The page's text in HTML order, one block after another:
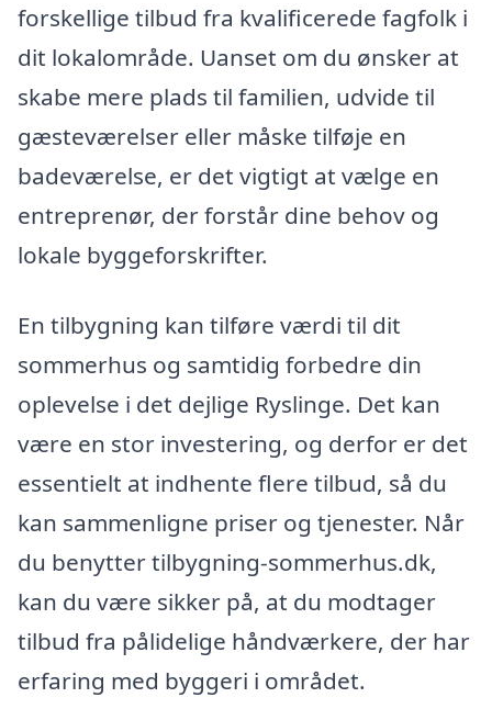
forskellige tilbud fra kvalificerede fagfolk i
dit lokalområde. Uanset om du ønsker at
skabe mere plads til familien, udvide til
gæsteværelser eller måske tilføje en
badeværelse, er det vigtigt at vælge en
entreprenør, der forstår dine behov og
lokale byggeforskrifter.
En tilbygning kan tilføre værdi til dit
sommerhus og samtidig forbedre din
oplevelse i det dejlige Ryslinge. Det kan
være en stor investering, og derfor er det
essentielt at indhente flere tilbud, så du
kan sammenligne priser og tjenester. Når
du benytter tilbygning-sommerhus.dk,
kan du være sikker på, at du modtager
tilbud fra pålidelige håndværkere, der har
erfaring med byggeri i området.